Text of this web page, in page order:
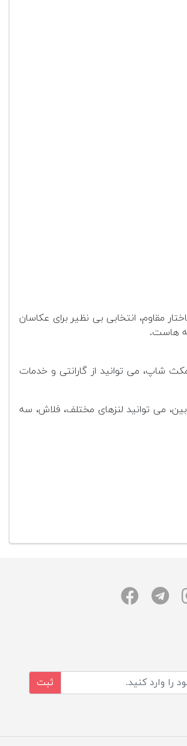
مقاوم، انتخابی بی نظیر برای عکاسان
هاست.
شاپ، می توانید از گارانتی و خدمات
می توانید لنزهای مختلف، فلاش، سه
ثبت